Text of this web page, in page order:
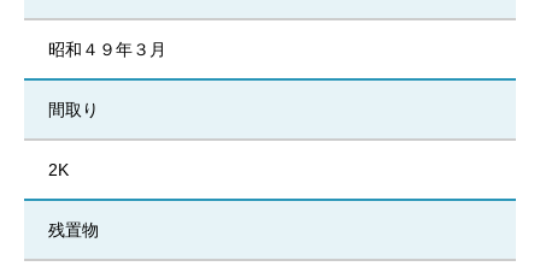
昭和４９年３月
間取り
2K
残置物